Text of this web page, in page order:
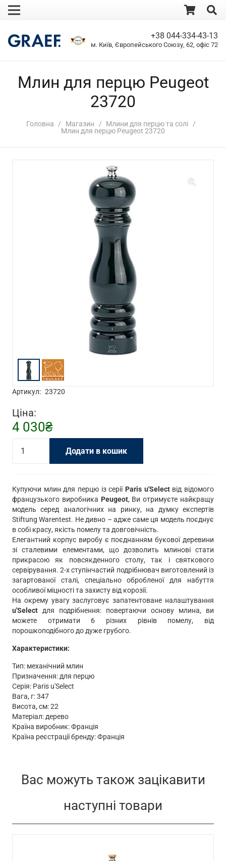
+38 044-334-43-13
м. Київ, Європейського Союзу, 62, офіс 72
Млин для перцю Peugeot
23720
Головна / Магазин / Млини для перцю та солі /
Млин для перцю Peugeot 23720
Артикул: 23720
Ціна:
4 030₴
Peugeot
23720
кількість
Додати в кошик
Купуючи млин для перцю із серії Paris u'Selectвід відомого
французького виробника Peugeot, Ви отримуєте найкращу
модель серед аналогічних на ринку, на думку експертів
Stiftung Warentest. Не дивно – адже саме ця модель поєднує
в собі красу, якість помелу та довговічність.
Елегантний корпус виробу є поєднанням букової деревини
зі сталевими елементами, що дозволить млинові стати
прикрасою як повсякденного столу, так і святкового
сервірування. 2-х ступінчастий подрібнювач виготовлений із
загартованої сталі, спеціально обробленої для набуття
особливої міцності та захисту від корозії.
На окрему увагу заслуговує запатентоване налаштування
u'Select для подрібнення: повертаючи основу млина, ви
можете отримати 6 різних рівнів помелу, від
порошкоподібного до дуже грубого.
Характеристики:
Тип: механічний млин
Призначення: для перцю
Серія: Paris u'Select
Вага, г: 347
Висота, см: 22
Матеріал: дерево
Країна виробник: Франція
Країна реєстрації бренду: Франція
Вас можуть також зацікавити
наступні товари